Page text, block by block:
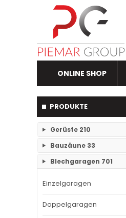
ONLINE SHOP
PRODUKTE
Gerüste 210
RAM- 1 Gerüst Breite 73
Bauzäune 33
Einzelteile Bauzäune
Bauzäune SET
Blechgaragen 701
Einzelgaragen
Doppelgaragen